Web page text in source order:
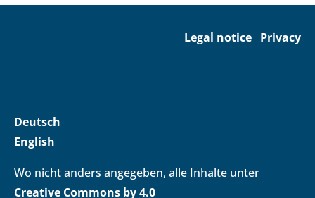
Legal notice Privacy
Deutsch
English
Wo nicht anders angegeben, alle Inhalte unter
Creative Commons by 4.0